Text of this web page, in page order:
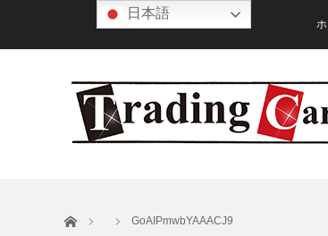
ホーム GoAIPmwbYAAACJ9
日本語